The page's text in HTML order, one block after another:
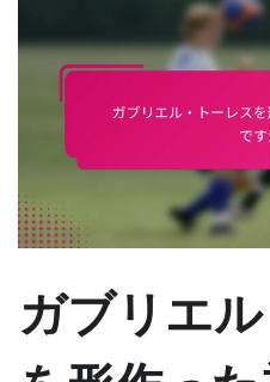
ガブリエ